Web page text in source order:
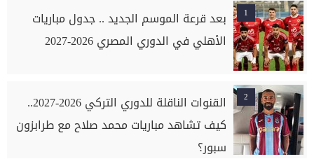
1
بعد قرعة الموسم الجديد .. جدول مباريات
الأهلي في الدوري المصري 2026-2027
2
القنوات الناقلة للدوري التركي 2026-2027..
كيف تشاهد مباريات محمد صلاح مع طرابزون
سبور؟